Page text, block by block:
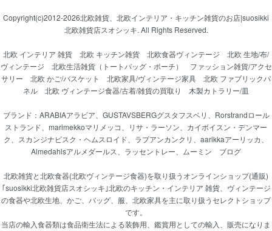
Copyright(c)2012-2026北欧雑貨、北欧インテリア・キッチン雑貨のお店|suosikki
北欧雑貨店スオシッキ. All Rights Reserved.
北欧 インテリア 雑貨 北欧 キッチン雑貨 北欧食器ヴィンテージ
北欧 生地/布/
ヴィンテージ
北欧生活雑貨（トートバッグ・ポーチ）
ファッション雑貨/アクセ
サリー
北欧 かご/バスケット 北欧家具/ヴィンテージ家具
北欧 ファブリックパ
ネル
北欧 ヴィンテージ食器/古着/雑貨の買取り 木製カトラリー/皿
ブランド： ARABIAアラビア GUSTAVSBERGグスタフスベリ
Rorstrandロール
ストランド
marimekkoマリメッコ リサ・ラーソン
カイボイスン・デンマー
ク
スカンジナビスク・ヘムスロイド ラプアンカンクリ aarikkaアーリッカ
Almedahlsアルメダールス
ラッセントレー ムーミン ブログ
北欧雑貨と北欧食器(北欧ヴィンテージ食器)を取り扱うオンラインショップ(通販)
｢suosikki北欧雑貨店スオシッキ｣北欧のキッチン・インテリア 雑貨、ヴィンテージ
の食器や北欧生地、かご、バッグ、服、北欧家具を主に取り扱うセレクトショップ
です。
当店の輸入食器類は食品衛生法による装飾用、鑑賞用としての輸入、販売になりま